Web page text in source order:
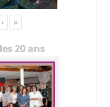
› »
20 ans